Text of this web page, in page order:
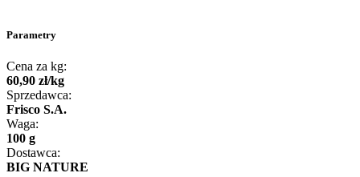
Parametry
Cena za kg:
60,90 zł/kg
Sprzedawca:
Frisco S.A.
Waga:
100 g
Dostawca:
BIG NATURE